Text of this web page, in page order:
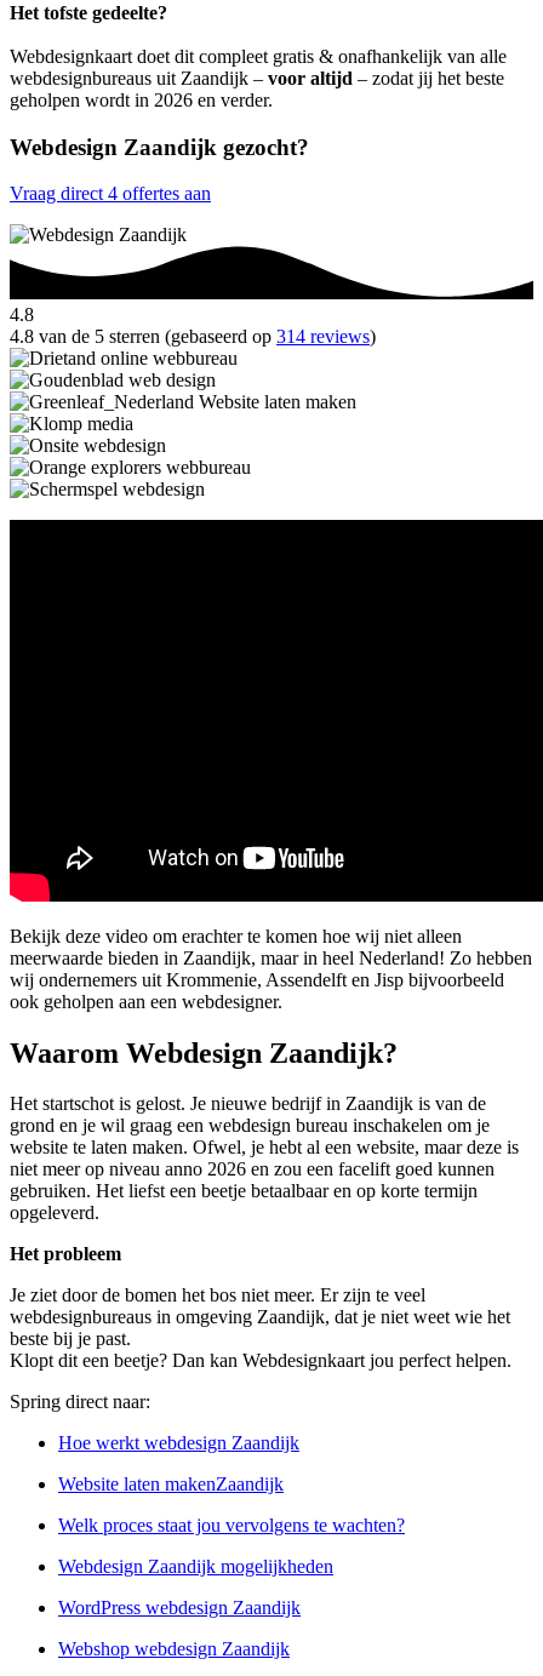
Het tofste gedeelte?
Webdesignkaart doet dit compleet gratis & onafhankelijk van alle
webdesignbureaus uit Zaandijk – voor altijd – zodat jij het beste
geholpen wordt in 2026 en verder.
Webdesign Zaandijk gezocht?
Vraag direct 4 offertes aan
4.8
4.8 van de 5 sterren (gebaseerd op 314 reviews)
Bekijk deze video om erachter te komen hoe wij niet alleen
meerwaarde bieden in Zaandijk, maar in heel Nederland! Zo hebben
wij ondernemers uit Krommenie, Assendelft en Jisp bijvoorbeeld
ook geholpen aan een webdesigner.
Waarom Webdesign Zaandijk?
Het startschot is gelost. Je nieuwe bedrijf in Zaandijk is van de
grond en je wil graag een webdesign bureau inschakelen om je
website te laten maken. Ofwel, je hebt al een website, maar deze is
niet meer op niveau anno 2026 en zou een facelift goed kunnen
gebruiken. Het liefst een beetje betaalbaar en op korte termijn
opgeleverd.
Het probleem
Je ziet door de bomen het bos niet meer. Er zijn te veel
webdesignbureaus in omgeving Zaandijk, dat je niet weet wie het
beste bij je past.
Klopt dit een beetje? Dan kan Webdesignkaart jou perfect helpen.
Spring direct naar:
Hoe werkt webdesign Zaandijk
Website laten makenZaandijk
Welk proces staat jou vervolgens te wachten?
Webdesign Zaandijk mogelijkheden
WordPress webdesign Zaandijk
Webshop webdesign Zaandijk